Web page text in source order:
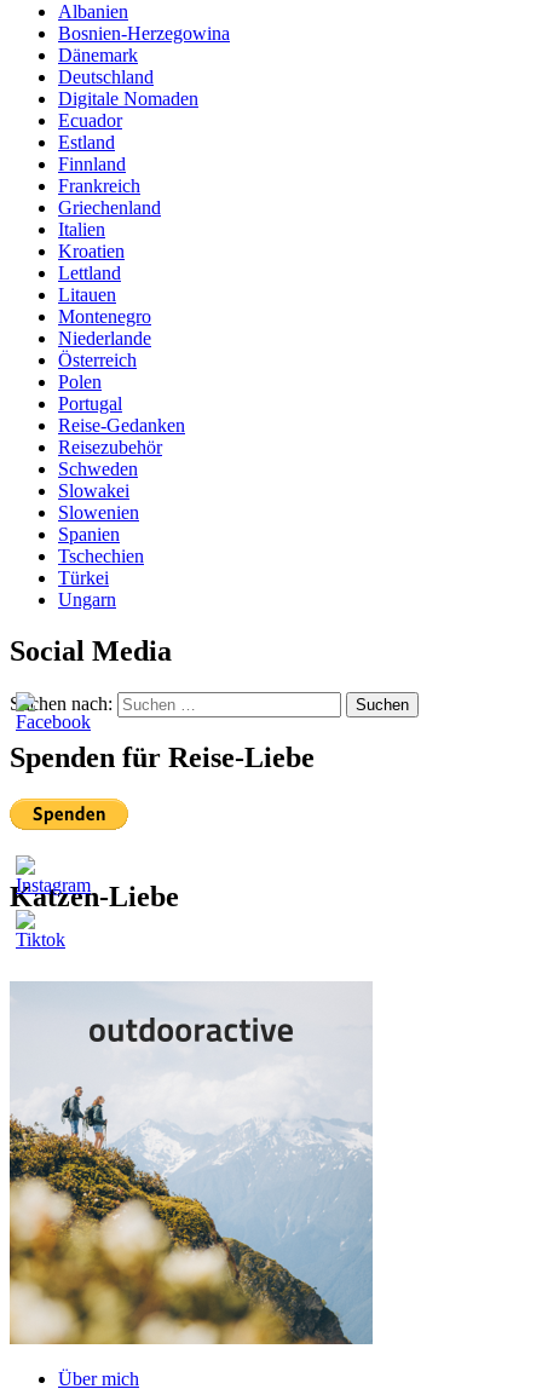
Albanien
Bosnien-Herzegowina
Dänemark
Deutschland
Digitale Nomaden
Ecuador
Estland
Finnland
Frankreich
Griechenland
Italien
Kroatien
Lettland
Litauen
Montenegro
Niederlande
Österreich
Polen
Portugal
Reise-Gedanken
Reisezubehör
Schweden
Slowakei
Slowenien
Spanien
Tschechien
Türkei
Ungarn
Social Media
Suchen nach: Suchen
Spenden für Reise-Liebe
Katzen-Liebe
Über mich